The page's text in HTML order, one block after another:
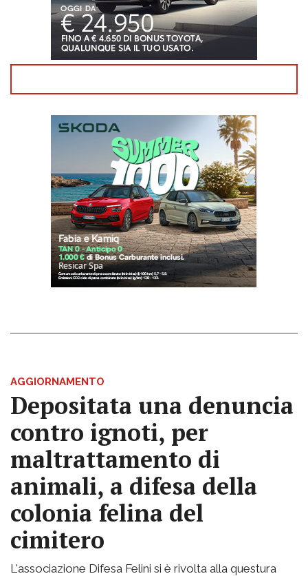
AGGIORNAMENTO
Depositata una denuncia
contro ignoti, per
maltrattamento di
animali, a difesa della
colonia felina del
cimitero
L'associazione Difesa Felini si è rivolta alla questura